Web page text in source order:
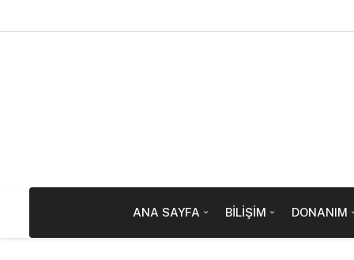
ANA SAYFA BILIŞIM DONANIM